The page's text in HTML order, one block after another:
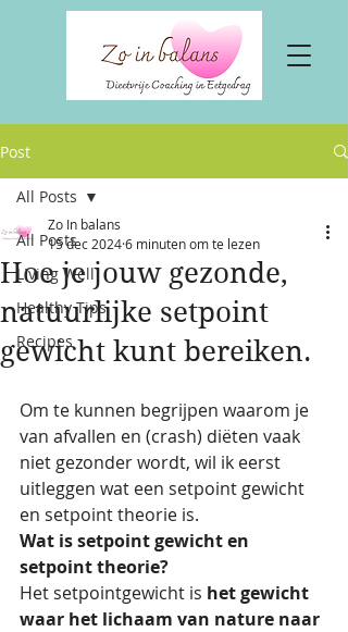
Post
All Posts
Living Well
Healthy Tips
Recipes
All Posts
Hoe je jouw gezonde,
natuurlijke setpoint
gewicht kunt bereiken.
Zo In balans
15 dec 20246 minuten om te lezen
Om te kunnen begrijpen waarom je
van afvallen en (crash) diëten vaak
niet gezonder wordt, wil ik eerst
uitleggen wat een setpoint gewicht
en setpoint theorie is.
Wat is setpoint gewicht en
setpoint theorie?
Het setpointgewicht is het gewicht
waar het lichaam van nature naar